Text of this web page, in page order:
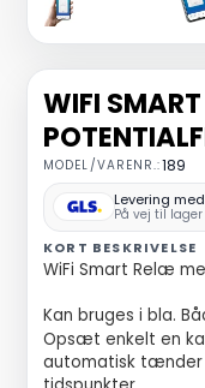
WIFI
MODEL/VARENR.:189
Levering med
På vej til
KORT BESKRIVELSE
WiFi Smart Relæ
Kan bruges i bla.
Opsæt enkelt en
automatisk tænder